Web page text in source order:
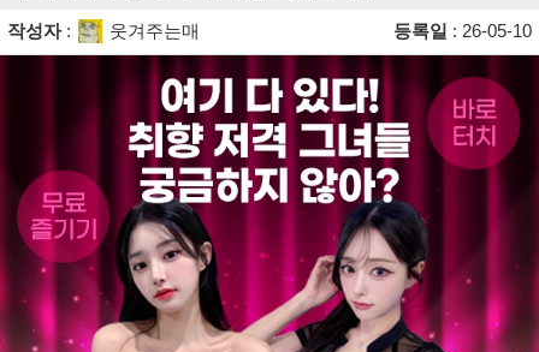
작성자: 웃겨주는매 등록일 : 26-05-10